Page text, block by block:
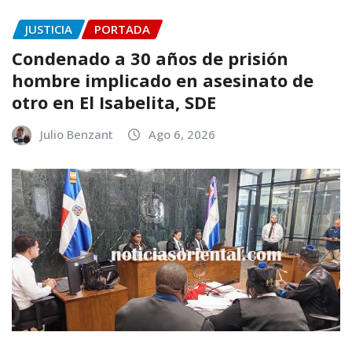
JUSTICIA PORTADA
Condenado a 30 años de prisión
hombre implicado en asesinato de
otro en El Isabelita, SDE
Julio Benzant Ago 6, 2026